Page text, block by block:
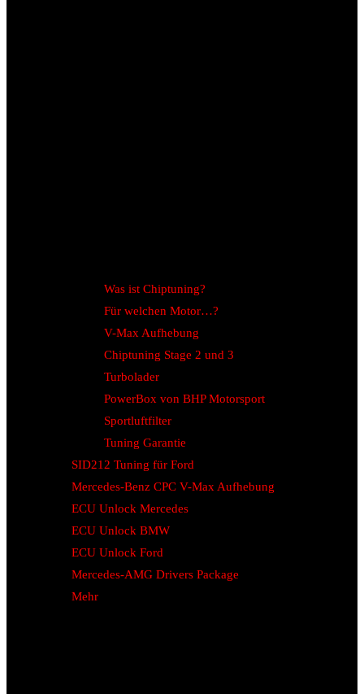
Was ist Chiptuning?
Für welchen Motor…?
V-Max Aufhebung
Chiptuning Stage 2 und 3
Turbolader
PowerBox von BHP Motorsport
Sportluftfilter
Tuning Garantie
SID212 Tuning für Ford
Mercedes-Benz CPC V-Max Aufhebung
ECU Unlock Mercedes
ECU Unlock BMW
ECU Unlock Ford
Mercedes-AMG Drivers Package
Mehr